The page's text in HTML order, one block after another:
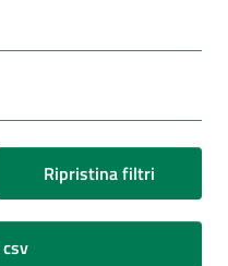
Ripristina filtri